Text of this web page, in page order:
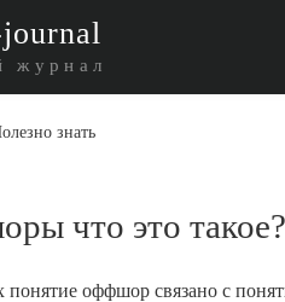
журнал
знать
что это такое?
понятие оффшор связано с